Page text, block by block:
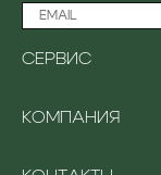
СЕРВИС
ОПЛАТА
ВОЗВРАТ И ОБМЕН
КОМПАНИЯ